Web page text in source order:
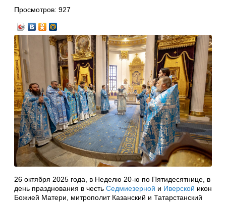
Просмотров: 927
26 октября 2025 года, в Неделю 20-ю по Пятидесятнице, в
день празднования в честь Седмиезерной и Иверской икон
Божией Матери, митрополит Казанский и Татарстанский